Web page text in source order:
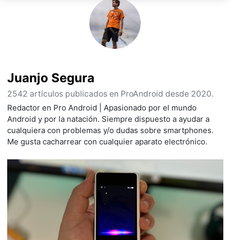
Juanjo Segura
2542 artículos publicados en ProAndroid desde 2020.
Redactor en Pro Android | Apasionado por el mundo
Android y por la natación. Siempre dispuesto a ayudar a
cualquiera con problemas y/o dudas sobre smartphones.
Me gusta cacharrear con cualquier aparato electrónico.